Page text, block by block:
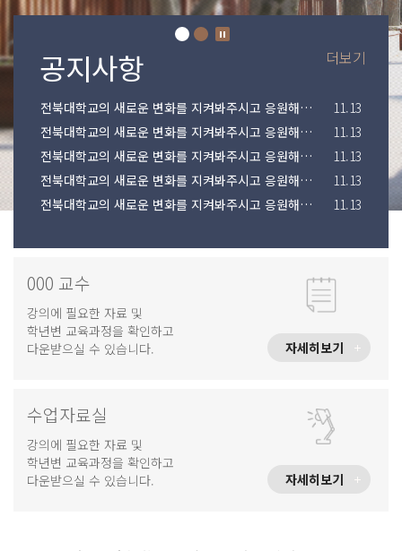
전북대학교의 새로운 변화를 지켜봐주시고 응원해주시기 바랍니다.
11.13
전북대학교의 새로운 변화를 지켜봐주시고 응원해주시기 바랍니다.
11.13
전북대학교의 새로운 변화를 지켜봐주시고 응원해주시기 바랍니다.
11.13
전북대학교의 새로운 변화를 지켜봐주시고 응원해주시기 바랍니다.
11.13
전북대학교의 새로운 변화를 지켜봐주시고 응원해주시기 바랍니다.
11.13
더보기
000 교수
강의에 필요한 자료 및
학년변 교육과정을 확인하고
다운받으실 수 있습니다.
자세히보기
수업자료실
강의에 필요한 자료 및
학년변 교육과정을 확인하고
다운받으실 수 있습니다.
자세히보기